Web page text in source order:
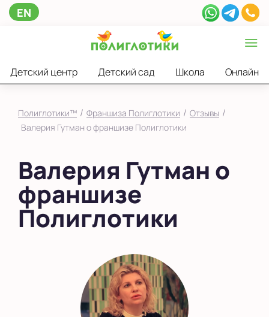
EN
Детский центр Детский сад Школа Онлайн
Полиглотики™ / Франшиза Полиглотики / Отзывы /
Валерия Гутман о франшизе Полиглотики
Валерия Гутман о
франшизе
Полиглотики